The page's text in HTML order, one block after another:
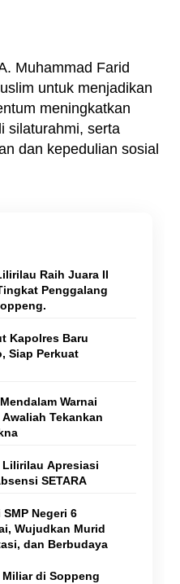
Muhammad Farid
untuk menjadikan
meningkatkan
silaturahmi, serta
dan kepedulian sosial
Raih Juara II
Penggalang
Kapolres Baru
Siap Perkuat
Warnai
Tekankan
Lilirilau Apresiasi
SETARA
SMP Negeri 6
Wujudkan Murid
dan Berbudaya
Miliar di Soppeng